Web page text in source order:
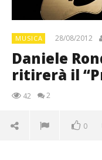
MUSICA 28/08/2012
Daniele
ritirerà il
42 2
0